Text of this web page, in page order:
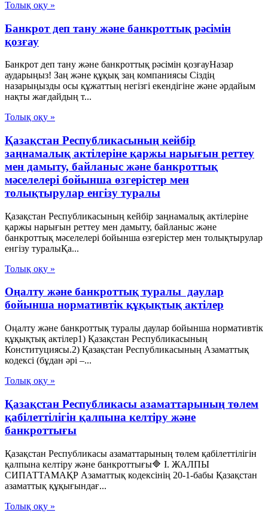
Толық оқу »
Банкрот деп тану және банкроттық рәсімін
қозғау
Банкрот деп тану және банкроттық рәсімін қозғауНазар
аударыңыз! Заң және құқық заң компаниясы Сіздің
назарыңызды осы құжаттың негізгі екендігіне және әрдайым
нақты жағдайдың т...
Толық оқу »
Қазақстан Республикасының кейбір
заңнамалық актілеріне қаржы нарығын реттеу
мен дамыту, байланыс және банкроттық
мәселелері бойынша өзгерістер мен
толықтырулар енгізу туралы
Қазақстан Республикасының кейбір заңнамалық актілеріне
қаржы нарығын реттеу мен дамыту, байланыс және
банкроттық мәселелері бойынша өзгерістер мен толықтырулар
енгізу туралыҚа...
Толық оқу »
Оңалту және банкроттық туралы даулар
бойынша нормативтік құқықтық актілер
Оңалту және банкроттық туралы даулар бойынша нормативтік
құқықтық актілер1) Қазақстан Республикасының
Конституциясы.2) Қазақстан Республикасының Азаматтық
кодексі (бұдан әрі –...
Толық оқу »
Қазақстан Республикасы азаматтарының төлем
қабілеттілігін қалпына келтіру және
банкроттығы
Қазақстан Республикасы азаматтарының төлем қабілеттілігін
қалпына келтіру және банкроттығы🔷 I. ЖАЛПЫ
СИПАТТАМАҚР Азаматтық кодексінің 20-1-бабы Қазақстан
азаматтық құқығындағ...
Толық оқу »